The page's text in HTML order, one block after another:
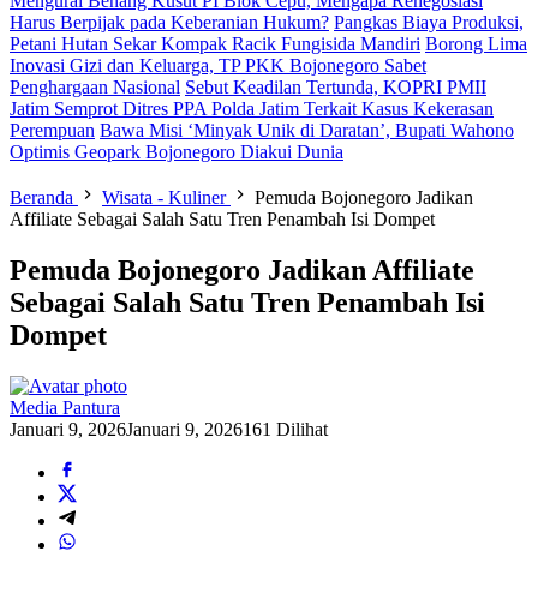
Harus Berpijak pada Keberanian Hukum? Pangkas Biaya Produksi,
Petani Hutan Sekar Kompak Racik Fungisida Mandiri Borong Lima
Inovasi Gizi dan Keluarga, TP PKK Bojonegoro Sabet
Penghargaan Nasional Sebut Keadilan Tertunda, KOPRI PMII
Jatim Semprot Ditres PPA Polda Jatim Terkait Kasus Kekerasan
Perempuan Bawa Misi ‘Minyak Unik di Daratan’, Bupati Wahono
Optimis Geopark Bojonegoro Diakui Dunia
Beranda Wisata - Kuliner
Pemuda Bojonegoro Jadikan
Affiliate Sebagai Salah Satu Tren Penambah Isi Dompet
Pemuda Bojonegoro Jadikan Affiliate
Sebagai Salah Satu Tren Penambah Isi
Dompet
Media Pantura
Januari 9, 2026Januari 9, 2026161 Dilihat